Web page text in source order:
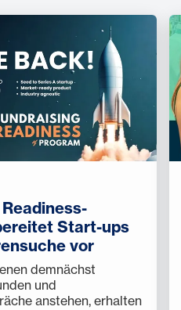
Start-ups
vor
demnächst
und
anstehen, erhalten